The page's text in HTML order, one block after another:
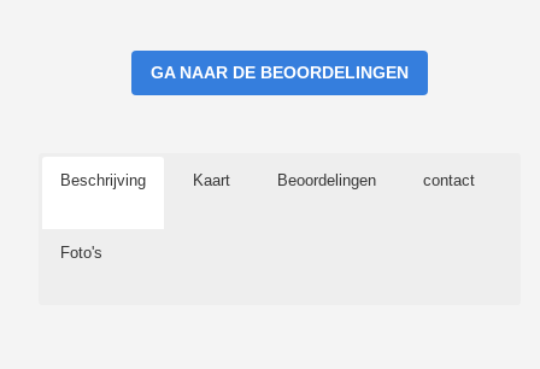
GA NAAR DE BEOORDELINGEN
Beschrijving Kaart Beoordelingen contact
Foto's